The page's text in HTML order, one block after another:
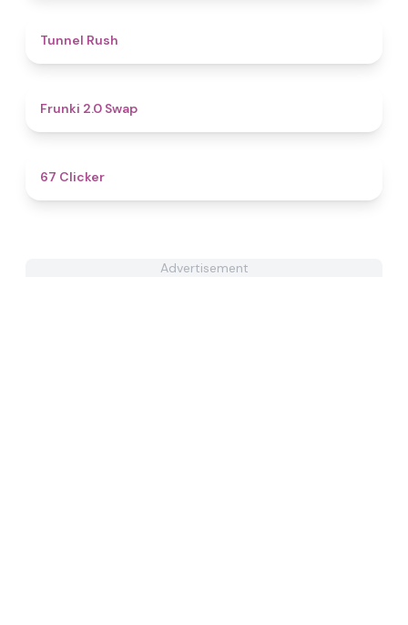
Tunnel Rush
Frunki 2.0 Swap​
67 Clicker
Advertisement